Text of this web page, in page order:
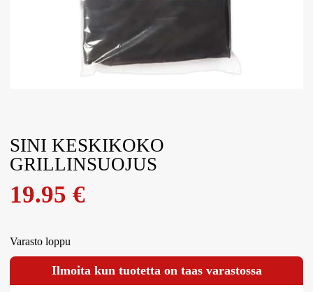
SINI KESKIKOKO
GRILLINSUOJUS
19.95€
Varasto loppu
Ilmoita kun tuotetta on taas varastossa